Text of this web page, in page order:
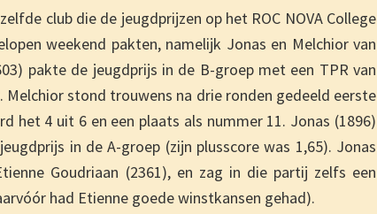
club die de jeugdprijzen op het ROC NOVA College
weekend pakten, namelijk Jonas en Melchior van
pakte de jeugdprijs in de B-groep met een TPR van
Melchior stond trouwens na drie ronden gedeeld eerste
het 4 uit 6 en een plaats als nummer 11. Jonas (1896)
in de A-groep (zijn plusscore was 1,65). Jonas
Goudriaan (2361), en zag in die partij zelfs een
had Etienne goede winstkansen gehad).